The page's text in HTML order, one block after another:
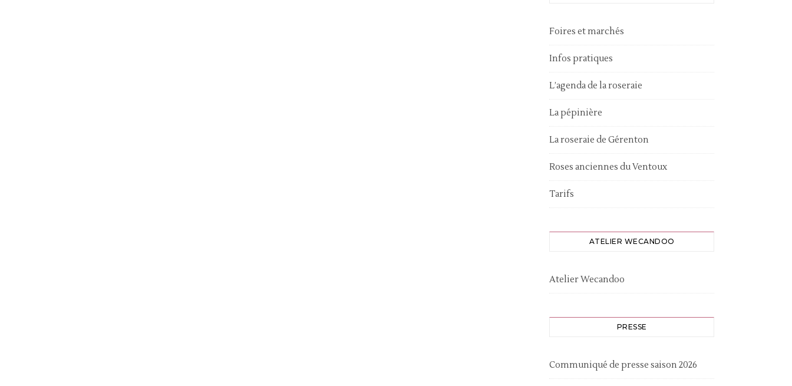
Foires et marchés
Infos pratiques
L’agenda de la roseraie
La pépinière
La roseraie de Gérenton
Roses anciennes du Ventoux
Tarifs
ATELIER WECANDOO
Atelier Wecandoo
PRESSE
Communiqué de presse saison 2026